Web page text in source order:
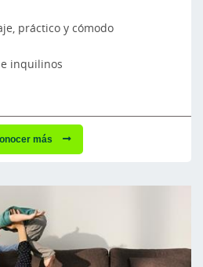
práctico y cómodo
inquilinos
más